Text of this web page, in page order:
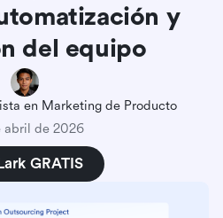
y
del equipo
en Marketing de Producto
abril de 2026
GRATIS